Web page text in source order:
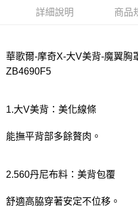
詳細說明 商品
華歌爾-摩奇X-大V美背-魔翼胸
ZB4690F5
1.大V美背：美化線條
能撫平背部多餘贅肉。
2.560丹尼布料：美背包覆
舒適高脇穿著安定不位移。